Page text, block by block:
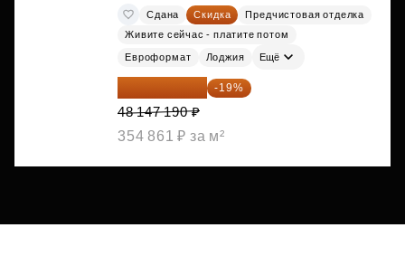
Сдана Скидка
Предчистовая отделка
Живите сейчас - платите потом
Евроформат Лоджия Ещё
38 999 224 ₽ -19%
48 147 190 ₽
354 861 ₽ за м²